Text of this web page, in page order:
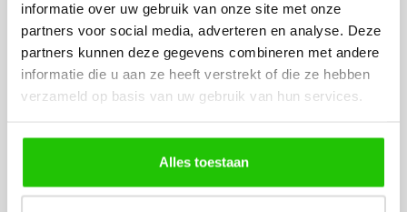
informatie over uw gebruik van onze site met onze
partners voor social media, adverteren en analyse. Deze
partners kunnen deze gegevens combineren met andere
informatie die u aan ze heeft verstrekt of die ze hebben
verzameld op basis van uw gebruik van hun services.
Alles toestaan
24,50
Incl. BTW
Meebestellen